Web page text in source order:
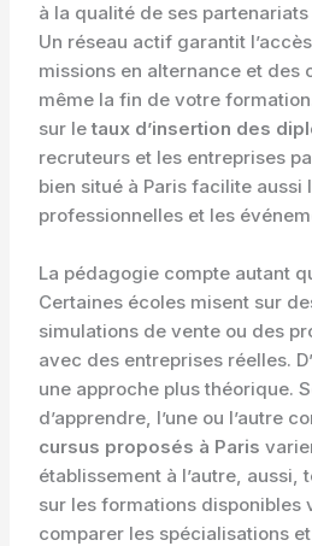
à la qualité de ses
Un réseau actif garantit
missions en alternance et des
même la fin de votre
sur le taux d’insertion des
recruteurs et les entreprises
bien situé à Paris facilite aussi
professionnelles et les
La pédagogie compte autant
Certaines écoles misent sur
simulations de vente ou des
avec des entreprises réelles.
une approche plus théorique.
d’apprendre, l’une ou l’autre
cursus proposés à Paris
établissement à l’autre, aussi,
sur les formations disponibles
comparer les spécialisations